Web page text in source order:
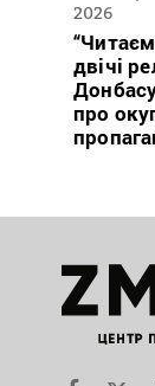
2026
двічі
про